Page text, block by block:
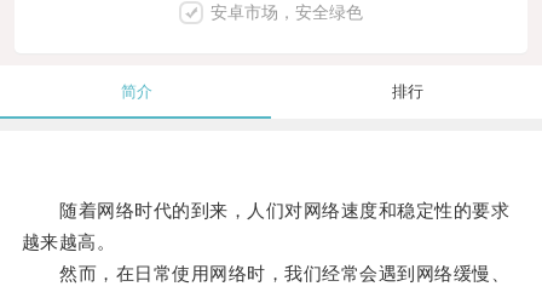
安卓市场，安全绿色
简介 排行
随着网络时代的到来，人们对网络速度和稳定性的要求
越来越高。
然而，在日常使用网络时，我们经常会遇到网络缓慢、